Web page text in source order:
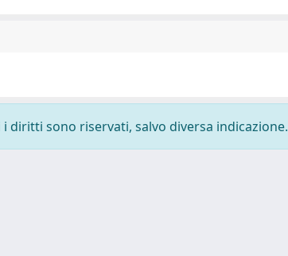
sono riservati, salvo diversa indicazione.